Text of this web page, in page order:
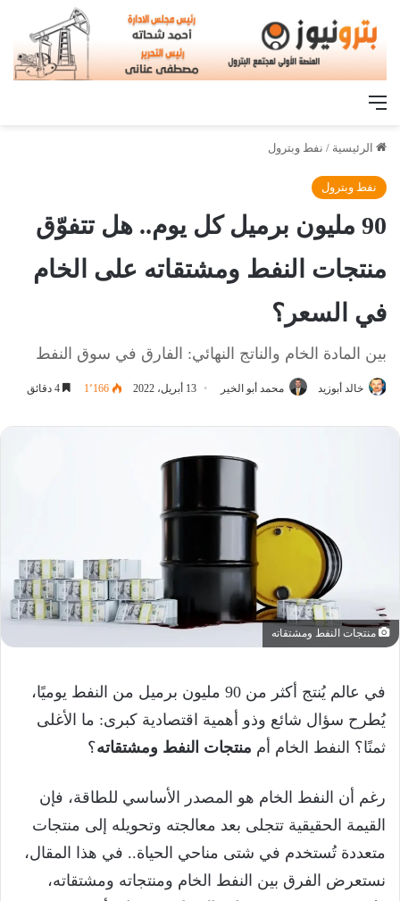
القائمة
الرئيسية / نفط وبترول
نفط وبترول
90 مليون برميل كل يوم.. هل تتفوّق
منتجات النفط ومشتقاته على الخام
في السعر؟
بين المادة الخام والناتج النهائي: الفارق في سوق النفط
خالد أبوزيد محمد أبو الخير 13 أبريل، 2022 1٬166
منتجات النفط ومشتقاته
في عالم يُنتج أكثر من 90 مليون برميل من النفط يوميًا،
يُطرح سؤال شائع وذو أهمية اقتصادية كبرى: ما الأغلى
ثمنًا؟ النفط الخام أم منتجات النفط ومشتقاته؟
رغم أن النفط الخام هو المصدر الأساسي للطاقة، فإن
القيمة الحقيقية تتجلى بعد معالجته وتحويله إلى منتجات
متعددة تُستخدم في شتى مناحي الحياة.. في هذا المقال،
نستعرض الفرق بين النفط الخام ومنتجاته ومشتقاته،